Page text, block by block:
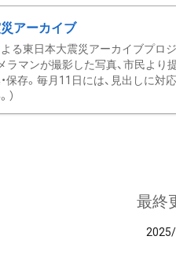
アーカイブ
る東日本大震災アーカイブプロ
ラマンが撮影した写真、市民よ
保存。毎月11日には、見出しに対
）
最終